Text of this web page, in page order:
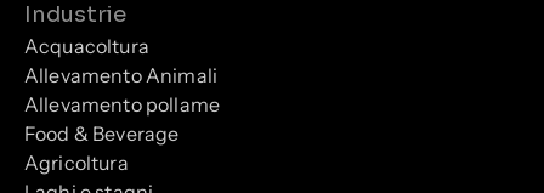
Industrie
Acquacoltura
Allevamento Animali
Allevamento pollame
Food & Beverage
Agricoltura